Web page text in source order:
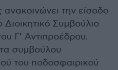
την είσοδο
Συμβούλιο
Γ’ Αντιπροέδρου.
συμβούλου
του ποδοσφαιρικού